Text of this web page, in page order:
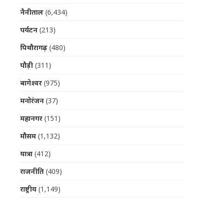
नैनीताल(6,434)
पर्यटन(213)
पिथौरागढ़(480)
पौड़ी(311)
बागेश्वर(975)
मनोरंजन(37)
महानगर(151)
मौसम(1,132)
यात्रा(412)
राजनीति(409)
राष्ट्रीय(1,149)